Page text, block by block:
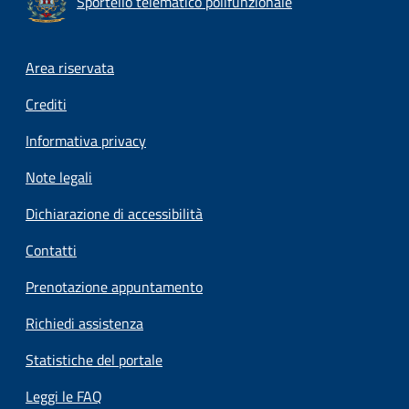
Footer menu
Area riservata
Crediti
Informativa privacy
Note legali
Dichiarazione di accessibilità
Contatti
Prenotazione appuntamento
Richiedi assistenza
Statistiche del portale
Leggi le FAQ